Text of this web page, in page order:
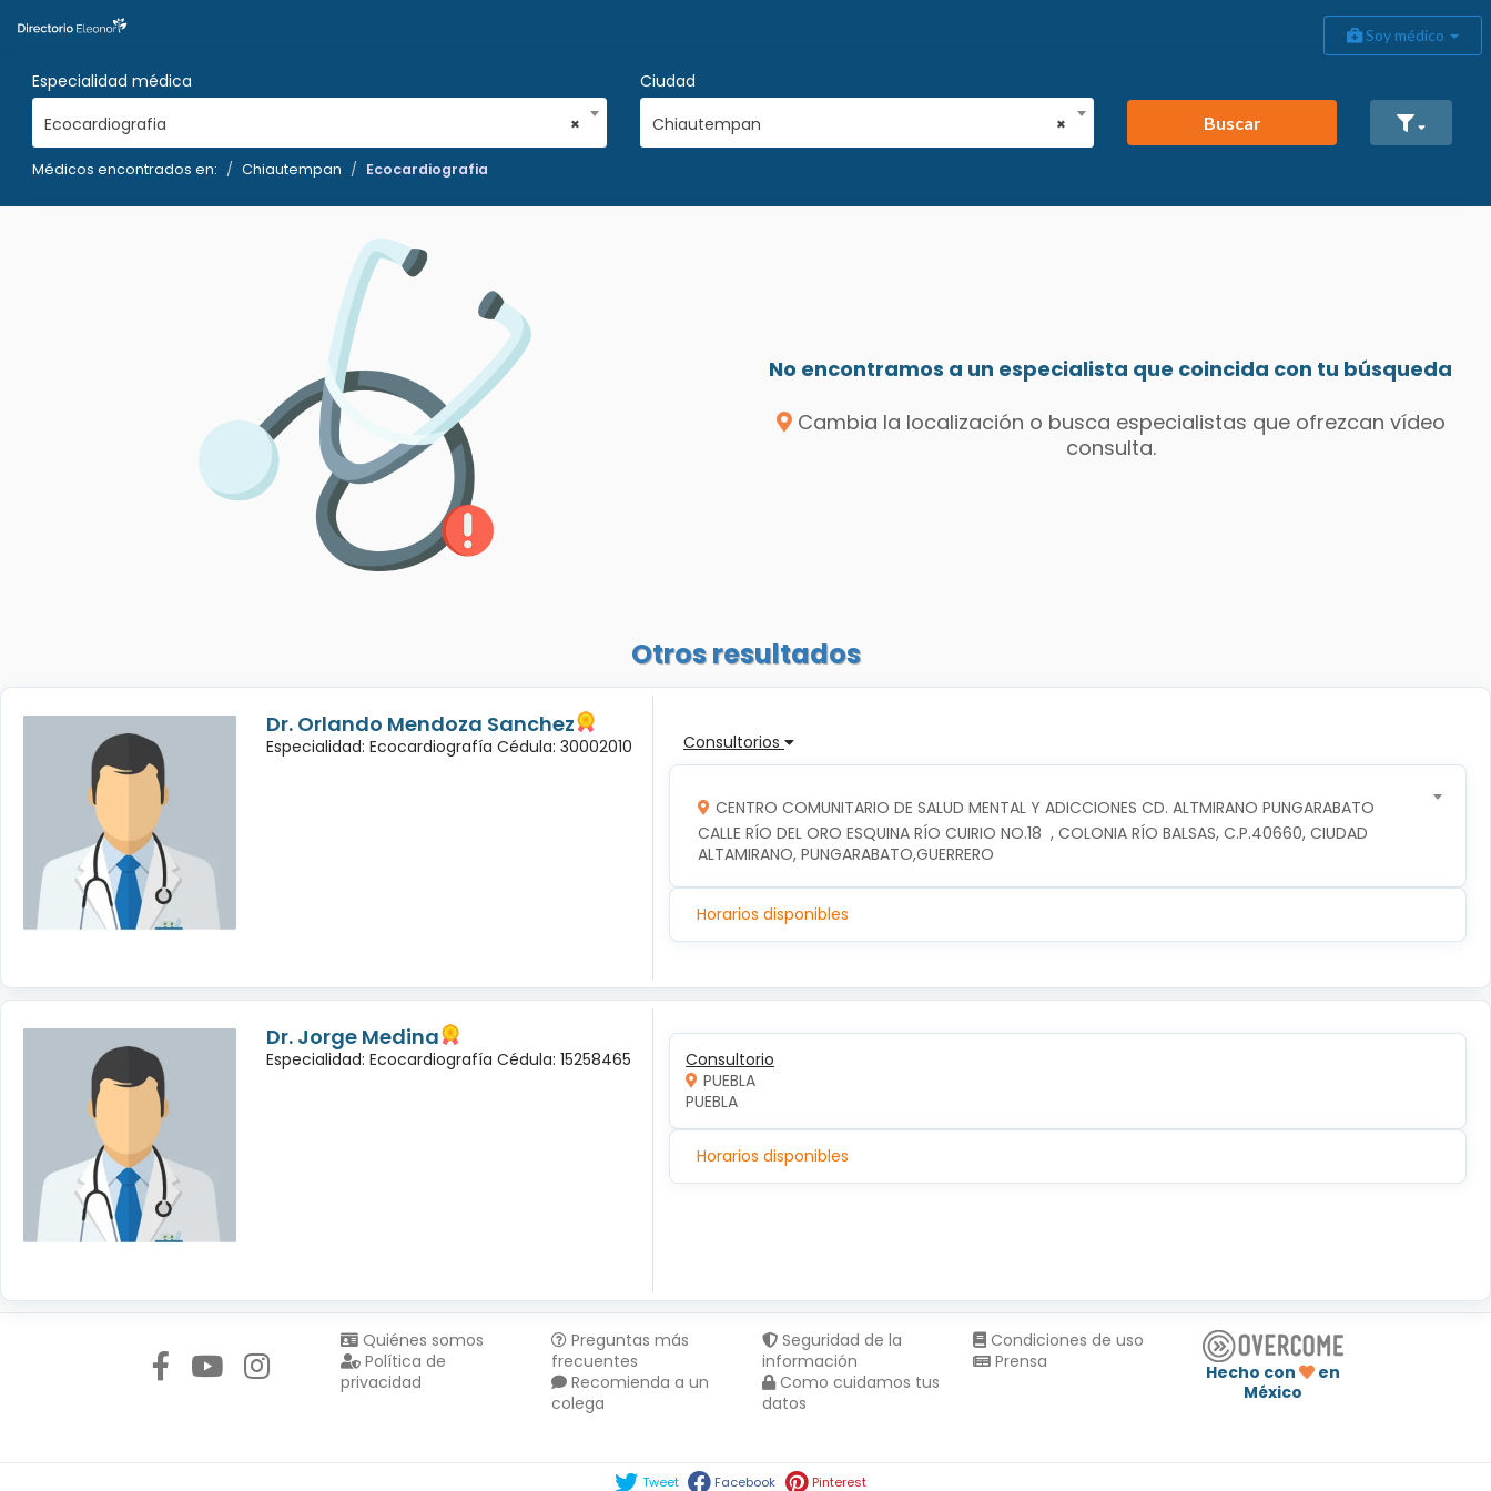
Soy médico
Especialidad médica
×
Ecocardiografia
Ciudad
×
Chiautempan Buscar
Médicos encontrados en: Chiautempan Ecocardiografia
No encontramos a un especialista que coincida con tu búsqueda
Cambia la localización o busca especialistas que ofrezcan vídeo
consulta.
Otros resultados
Dr. Orlando Mendoza Sanchez
Especialidad: Ecocardiografía Cédula: 30002010 Consultorios
CENTRO COMUNITARIO DE SALUD MENTAL Y ADICCIONES CD. ALTMIRANO PUNGARABATO
CALLE RÍO DEL ORO ESQUINA RÍO CUIRIO NO.18  , COLONIA RÍO BALSAS, C.P.40660, CIUDAD
ALTAMIRANO, PUNGARABATO,GUERRERO
Horarios disponibles
Dr. Jorge Medina
Especialidad: Ecocardiografía Cédula: 15258465
Consultorio
PUEBLA
PUEBLA
Horarios disponibles
Quiénes somos
Política de
privacidad
Preguntas más
frecuentes
Recomienda a un
colega
Seguridad de la
información
Como cuidamos tus
datos
Condiciones de uso
Prensa
Hecho con
en
México
Tweet Facebook Pinterest